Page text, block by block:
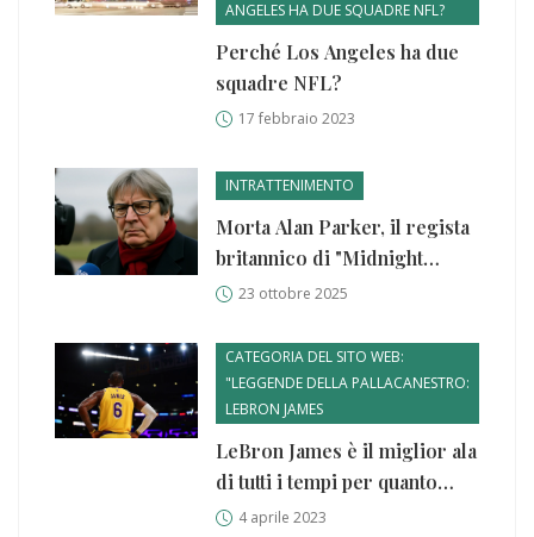
ANGELES HA DUE SQUADRE NFL?
Perché Los Angeles ha due
squadre NFL?
17 febbraio 2023
INTRATTENIMENTO
Morta Alan Parker, il regista
britannico di "Midnight
Express" e "Fame"
23 ottobre 2025
CATEGORIA DEL SITO WEB:
"LEGGENDE DELLA PALLACANESTRO:
LEBRON JAMES
LeBron James è il miglior ala
di tutti i tempi per quanto
riguarda il passaggio?
4 aprile 2023